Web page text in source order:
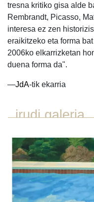
tresna kritiko gisa alde
Rembrandt, Picasso,
interesa ez zen
eraikitzeko eta forma
2006ko elkarrizketan
duena forma da".
—JdA-tik ekarria
irudi galeria